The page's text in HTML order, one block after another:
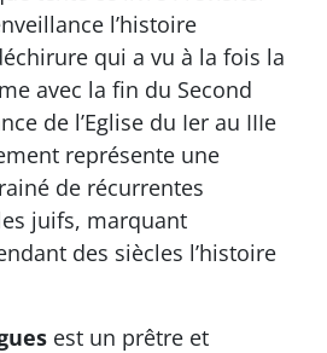
l’histoire
qui a vu à la fois la
avec la fin du Second
de l’Eglise du Ier au IIIe
représente une
de récurrentes
juifs, marquant
des siècles l’histoire
est un prêtre et